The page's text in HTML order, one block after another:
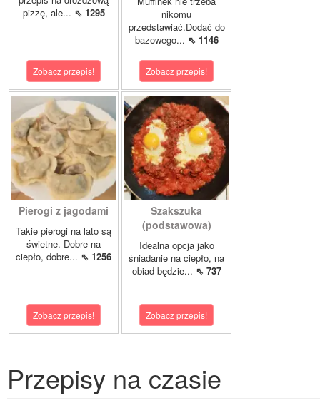
pizzę, ale... ⇖ 1295
Zobacz przepis!
nikomu
przedstawiać.Dodać do
bazowego... ⇖ 1146
Zobacz przepis!
Pierogi z jagodami
Takie pierogi na lato są
świetne. Dobre na
ciepło, dobre... ⇖ 1256
Zobacz przepis!
Szakszuka
(podstawowa)
Idealna opcja jako
śniadanie na ciepło, na
obiad będzie... ⇖ 737
Zobacz przepis!
Przepisy na czasie